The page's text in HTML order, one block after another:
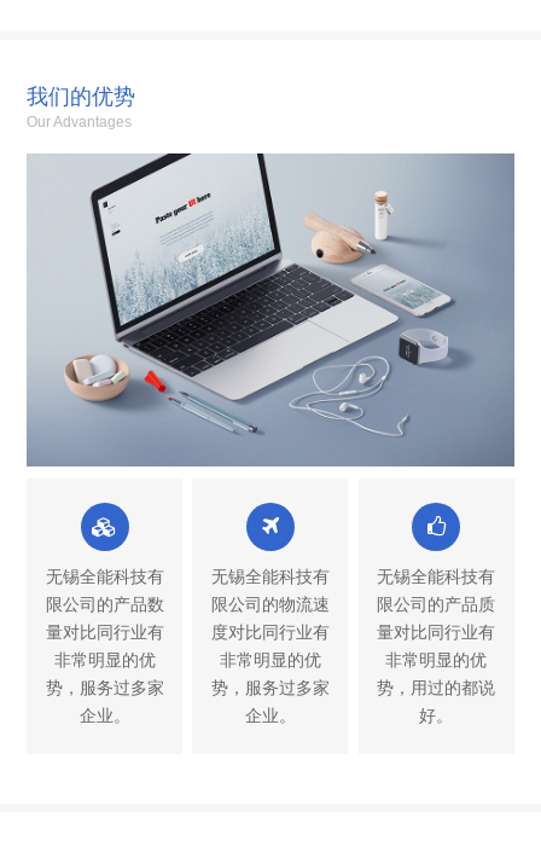
我们的优势
Our Advantages
无锡全能科技有
限公司的产品数
量对比同行业有
非常明显的优
势，服务过多家
企业。
无锡全能科技有
限公司的物流速
度对比同行业有
非常明显的优
势，服务过多家
企业。
无锡全能科技有
限公司的产品质
量对比同行业有
非常明显的优
势，用过的都说
好。